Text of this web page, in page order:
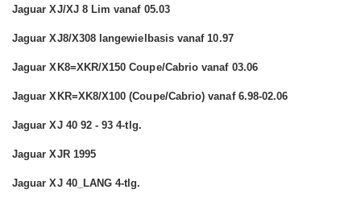
Jaguar XJ/XJ 8 Lim vanaf 05.03
Jaguar XJ8/X308 langewielbasis vanaf 10.97
Jaguar XK8=XKR/X150 Coupe/Cabrio vanaf 03.06
Jaguar XKR=XK8/X100 (Coupe/Cabrio) vanaf 6.98-02.06
Jaguar XJ 40 92 - 93 4-tlg.
Jaguar XJR 1995
Jaguar XJ 40_LANG 4-tlg.